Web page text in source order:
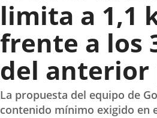
limita a 1,1
frente a los
del anterior
La propuesta del equipo de
contenido mínimo exigido en